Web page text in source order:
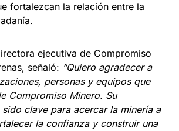
fortalezcan la relación entre la
ejecutiva de Compromiso
señaló: “Quiero agradecer a
personas y equipos que
Compromiso Minero. Su
clave para acercar la minería a
la confianza y construir una